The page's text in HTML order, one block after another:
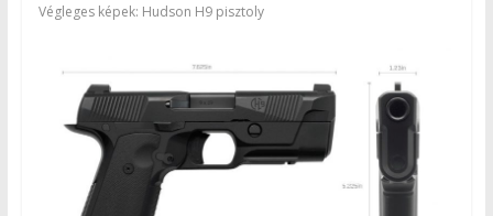
Végleges képek: Hudson H9 pisztoly